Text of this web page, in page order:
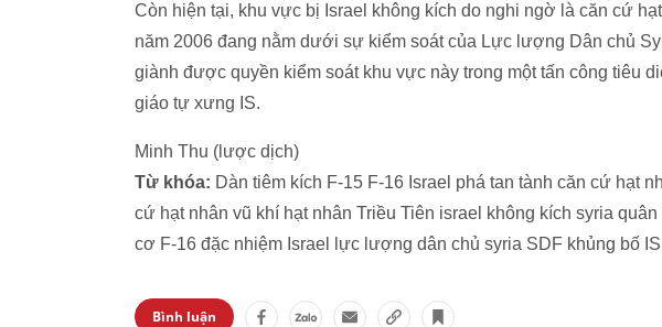
Còn hiện tại, khu vực bị Israel không kích do nghi ngờ là căn cứ
năm 2006 đang nằm dưới sự kiểm soát của Lực lượng Dân chủ
giành được quyền kiểm soát khu vực này trong một tấn công tiêu
giáo tự xưng IS.
Minh Thu (lược dịch)
Từ khóa: Dàn tiêm kích F-15 F-16 Israel phá tan tành căn cứ hạt
cứ hạt nhân vũ khí hạt nhân Triều Tiên israel không kích syria
cơ F-16 đặc nhiệm Israel lực lượng dân chủ syria SDF khủng bố
Bình luận